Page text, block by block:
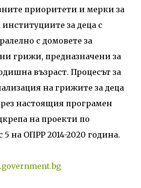
приоритети и мерки за
за деца с
с домовете за
грижи, предназначени за
възраст. Процесът за
на грижите за деца
настоящия програмен
на проекти по
на ОПРР 2014-2020 година.